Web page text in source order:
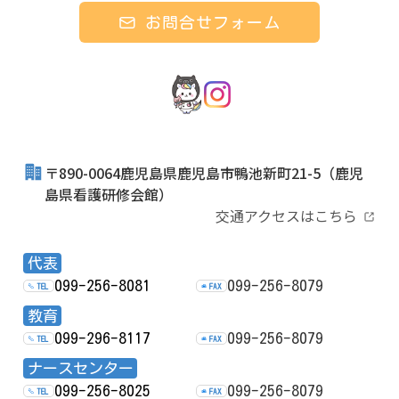
お問合せフォーム
〒890-0064鹿児島県鹿児島市鴨池新町21-5 （鹿児
島県看護研修会館）
交通アクセスはこちら
代表
TEL 099-256-8081 FAX
099-256-8079
教育
TEL 099-296-8117 FAX
099-256-8079
ナースセンター
TEL 099-256-8025 FAX 099-256-8079